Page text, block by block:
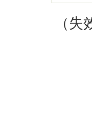
政务公开
（